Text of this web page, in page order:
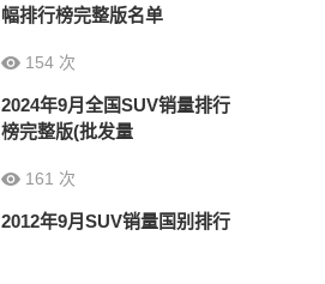
幅排行榜完整版名单
154 次
2024年9月全国SUV销量排行
榜完整版(批发量
161 次
2012年9月SUV销量国别排行